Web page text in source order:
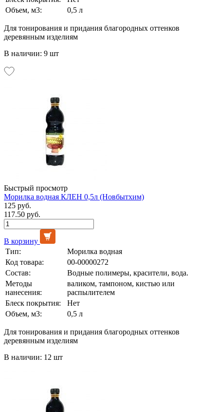
Объем, м3:
0,5 л
Для тонирования и придания благородных оттенков
деревянным изделиям
В наличии: 9 шт
Быстрый просмотр
Морилка водная КЛЕН 0,5л (Новбытхим)
125 руб.
117.50 руб.
В корзину
Тип:
Морилка водная
Код товара:
00-00000272
Состав:
Водные полимеры, красители, вода.
Методы
нанесения:
валиком, тампоном, кистью или
распылителем
Блеск покрытия:
Нет
Объем, м3:
0,5 л
Для тонирования и придания благородных оттенков
деревянным изделиям
В наличии: 12 шт